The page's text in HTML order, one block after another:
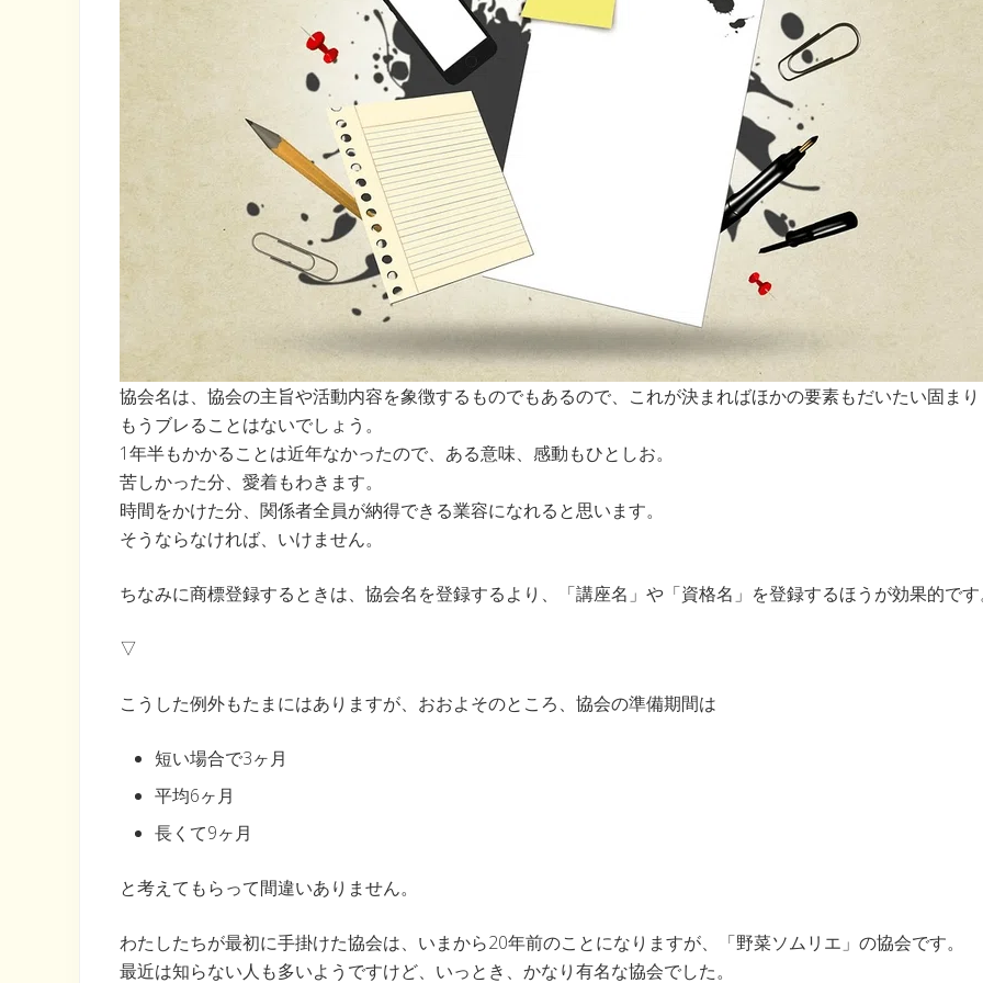
協会名は、協会の主旨や活動内容を象徴するものでもあるので、これが決まればほかの要素もだいたい固ま
もうブレることはないでしょう。
1年半もかかることは近年なかったので、ある意味、感動もひとしお。
苦しかった分、愛着もわきます。
時間をかけた分、関係者全員が納得できる業容になれると思います。
そうならなければ、いけません。
ちなみに商標登録するときは、協会名を登録するより、「講座名」や「資格名」を登録するほうが効果的で
▽
こうした例外もたまにはありますが、おおよそのところ、協会の準備期間は
短い場合で3ヶ月
平均6ヶ月
長くて9ヶ月
と考えてもらって間違いありません。
わたしたちが最初に手掛けた協会は、いまから20年前のことになりますが、「野菜ソムリエ」の協会です。
最近は知らない人も多いようですけど、いっとき、かなり有名な協会でした。